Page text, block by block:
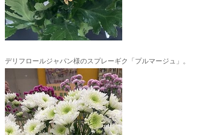
デリフロールジャパン様のスプレーギク「プルマージュ」。